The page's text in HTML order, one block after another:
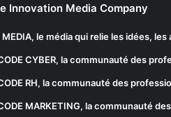
Innovation Media Company
MEDIA, le média qui relie les idées,
CYBER, la communauté des
RH, la communauté des
MARKETING, la communauté